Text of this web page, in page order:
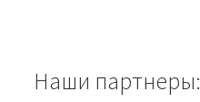
Наши партнеры: